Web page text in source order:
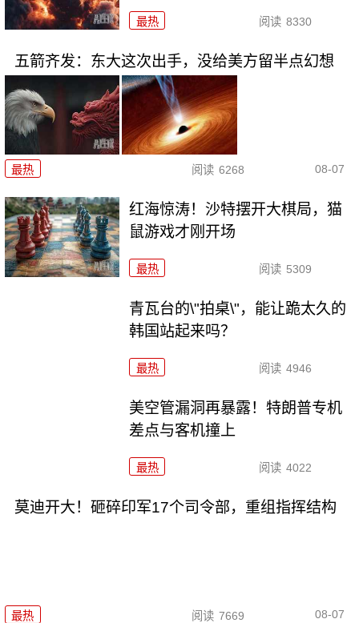
最热 阅读 8330
五箭齐发：东大这次出手，没给美方留半点幻想
最热 阅读 6268 08-07
红海惊涛！沙特摆开大棋局，猫
鼠游戏才刚开场
最热 阅读 5309
青瓦台的\"拍桌\"，能让跪太久的
韩国站起来吗？
最热 阅读 4946
美空管漏洞再暴露！特朗普专机
差点与客机撞上
最热 阅读 4022
莫迪开大！砸碎印军17个司令部，重组指挥结构
最热 阅读 7669 08-07